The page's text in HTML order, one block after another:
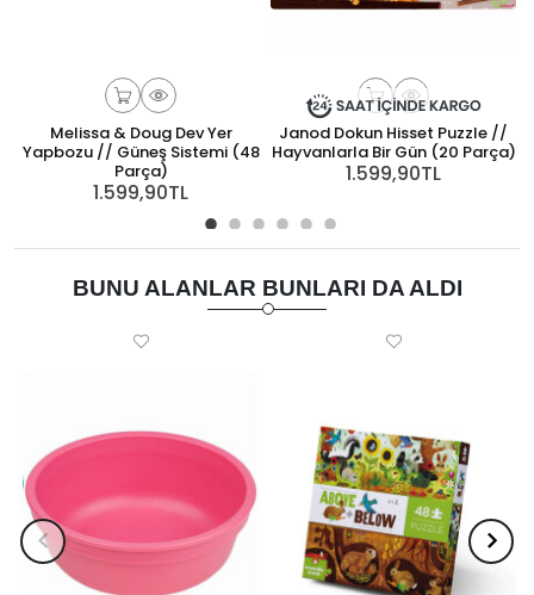
Melissa & Doug Dev Yer
Yapbozu // Güneş Sistemi (48
Parça)
1.599,90TL
Janod Dokun Hisset Puzzle //
Hayvanlarla Bir Gün (20 Parça)
1.599,90TL
BUNU ALANLAR BUNLARI DA ALDI